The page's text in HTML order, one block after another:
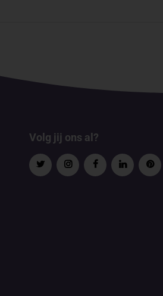
Volg jij ons al?